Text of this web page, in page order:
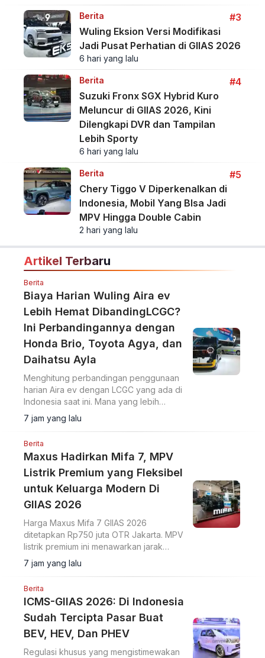
Berita
#3
Wuling Eksion Versi Modifikasi
Jadi Pusat Perhatian di GIIAS 2026
6 hari yang lalu
Berita
#4
Suzuki Fronx SGX Hybrid Kuro
Meluncur di GIIAS 2026, Kini
Dilengkapi DVR dan Tampilan
Lebih Sporty
6 hari yang lalu
Berita
#5
Chery Tiggo V Diperkenalkan di
Indonesia, Mobil Yang BIsa Jadi
MPV Hingga Double Cabin
2 hari yang lalu
Artikel Terbaru
Berita
Biaya Harian Wuling Aira ev
Lebih Hemat DibandingLCGC?
Ini Perbandingannya dengan
Honda Brio, Toyota Agya, dan
Daihatsu Ayla
Menghitung perbandingan penggunaan
harian Aira ev dengan LCGC yang ada di
Indonesia saat ini. Mana yang lebih
hemat?
7 jam yang lalu
Berita
Maxus Hadirkan Mifa 7, MPV
Listrik Premium yang Fleksibel
untuk Keluarga Modern Di
GIIAS 2026
Harga Maxus Mifa 7 GIIAS 2026
ditetapkan Rp750 juta OTR Jakarta. MPV
listrik premium ini menawarkan jarak
tempuh 570 km dan ADAS Level 2+.
7 jam yang lalu
Berita
ICMS-GIIAS 2026: Di Indonesia
Sudah Tercipta Pasar Buat
BEV, HEV, Dan PHEV
Regulasi khusus yang mengistimewakan